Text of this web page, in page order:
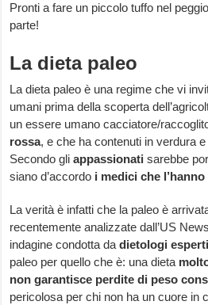
Pronti a fare un piccolo tuffo nel
parte!
La dieta paleo
La dieta paleo è una regime che vi
umani prima della scoperta
un essere umano cacciatore/
rossa, e che ha contenuti in verdura
Secondo gliappassionati sarebbe
siano d’accordo i medici che
La verità è infatti che la paleo è
recentemente analizzate dall’US
indagine condotta dadietologi esperti
paleo per quello che è: una dieta
non garantisce perdite di peso
pericolosa per chi non ha un cuore in